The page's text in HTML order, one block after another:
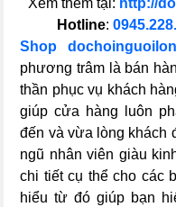
Xem thêm tại: http://
Hotline:
Shop
phương trâm là bán
thần phục vụ khách
giúp cửa hàng luôn
đến và vừa lòng khách
ngũ nhân viên giàu
chi tiết cụ thể cho các
hiểu từ đó giúp bạn